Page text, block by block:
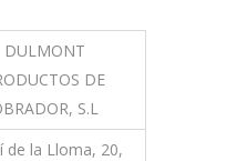
DULMONT
DE
S.L
de la Lloma, 20,